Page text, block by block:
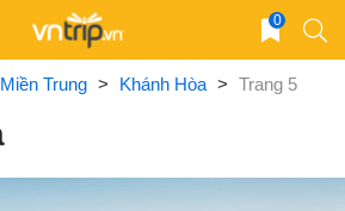
0
Miền Trung > Khánh Hòa > Trang 5